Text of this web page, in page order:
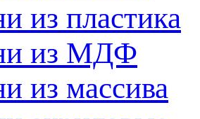
из пластика
из МДФ
из массива